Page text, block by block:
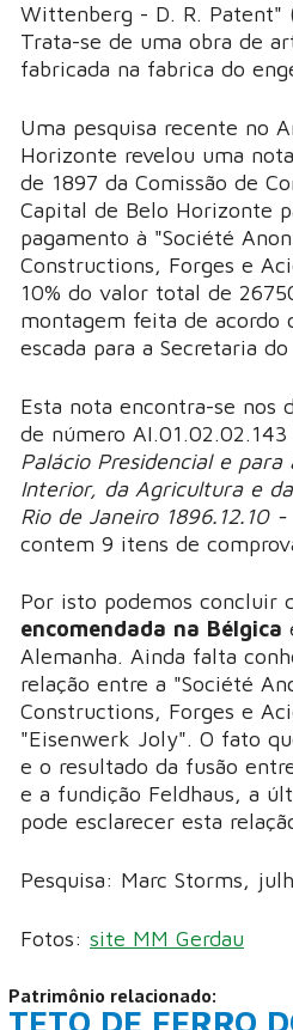
Wittenberg - D. R. Patent"
Trata-se de uma obra de
fabricada na fabrica do
Uma pesquisa recente no
Horizonte revelou uma
de 1897 da Comissão de
Capital de Belo Horizonte
pagamento à "Société
Constructions, Forges e
10% do valor total de
montagem feita de acordo
escada para a Secretaria
Esta nota encontra-se nos
de número AI.01.02.02.143
Palácio Presidencial e para
Interior, da Agricultura e
Rio de Janeiro 1896.12.10
contem 9 itens de
Por isto podemos concluir
encomendada na Bélgica
Alemanha. Ainda falta
relação entre a "Société
Constructions, Forges e
"Eisenwerk Joly". O fato
e o resultado da fusão
e a fundição Feldhaus, a
pode esclarecer esta
Pesquisa: Marc Storms,
Fotos: site MM Gerdau
Patrimônio relacionado:
TETO DE FERRO